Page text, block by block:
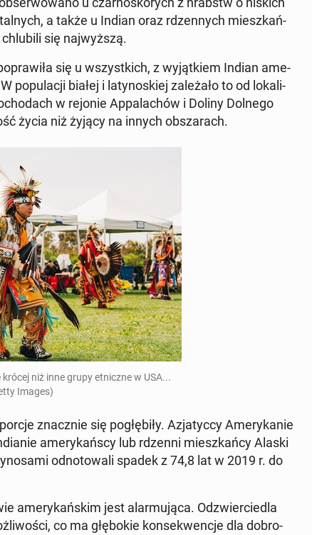
a także u Indian oraz rdzen­nych miesz­kań­
się naj­wyż­szą.
się u wszyst­kich, z wy­jąt­kiem Indian ame­
po­pu­la­cji białej i la­ty­no­skiej za­le­ża­ło to od lo­ka­li­
w rejonie Ap­pa­la­chów i Doliny Dolnego
życia niż żyjący na innych ob­sza­rach.
niż inne grupy et­nicz­ne w USA...
Images)
znacz­nie się po­głę­bi­ły. Azja­tyc­cy Ame­ry­ka­nie
ame­ry­kań­scy lub rdzenni miesz­kań­cy Alaski
od­no­to­wa­li spadek z 74,8 lat w 2019 r. do
ame­ry­kań­skim jest alar­mu­ją­ca. Od­zwier­cie­dla
co ma głę­bo­kie kon­se­kwen­cje dla do­bro­